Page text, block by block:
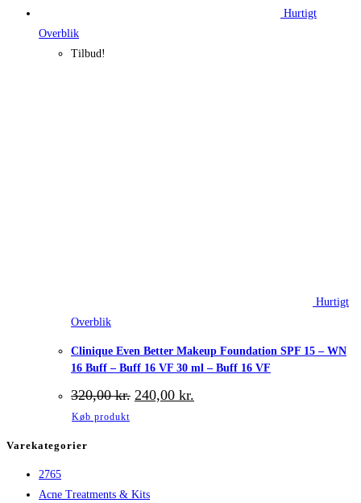
Hurtigt
Overblik
Tilbud!
Hurtigt
Overblik
Clinique Even Better Makeup Foundation SPF 15 – WN
16 Buff – Buff 16 VF 30 ml – Buff 16 VF
320,00kr. Den
oprindelige
240,00 kr.
aktuelle
Køb produkt
Varekategorier
2765
Acne Treatments & Kits